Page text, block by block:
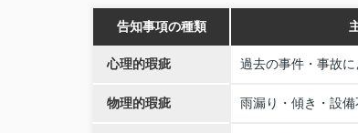
告知事項の種類
心理的瑕疵 過去の事件・事故
物理的瑕疵 雨漏り・傾き・設備